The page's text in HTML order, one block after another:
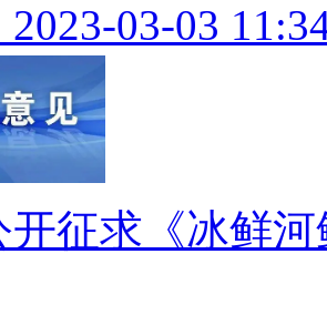
03-03
开征求《冰鲜